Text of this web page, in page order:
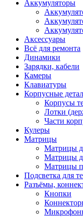
Аккумуляторы
Аксессуары
Всё для ремонта
Динамики
Зарядки, кабели
Камеры
Клавиатуры
Корпусные
Корпусы
Лотки
Части
Кулеры
Матрицы
Матрицы
Матрицы
Матрицы
Подсветка для
Разъёмы,
Кнопки